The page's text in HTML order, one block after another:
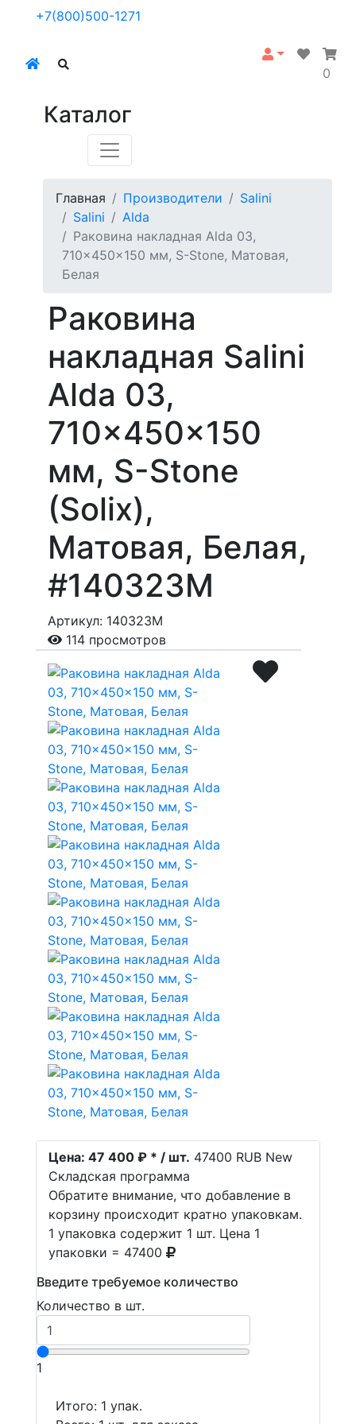
+7(800)500-1271
0
Каталог
Главная Производители
Salini
Salini
Alda
Раковина накладная Alda 03,
710x450x150 мм, S-Stone, Матовая,
Белая
Раковина
накладная Salini
Alda 03,
710x450x150
мм, S-Stone
(Solix),
Матовая, Белая,
#140323M
Артикул: 140323M
114 просмотров
Цена: 47 400 ₽ * / шт. 47400 RUB New
Складская программа
Обратите внимание, что добавление в
корзину происходит кратно упаковкам.
1 упаковка содержит 1 шт. Цена 1
упаковки = 47400
Введите требуемое количество
Количество в шт.
1
Итого: 1 упак.